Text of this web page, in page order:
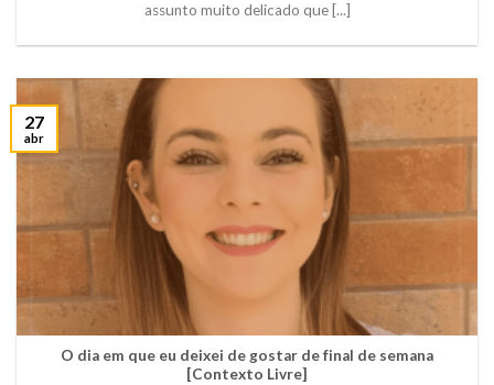
assunto muito delicado que [...]
O dia em que eu deixei de gostar de final de semana
[Contexto Livre]
27
abr